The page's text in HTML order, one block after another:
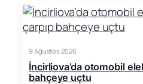
9 Ağustos 2026
İncirliova’da otomobil
bahçeye uçtu